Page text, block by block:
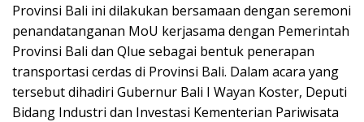
Provinsi Bali ini dilakukan bersamaan dengan seremoni
penandatanganan MoU kerjasama dengan Pemerintah
Provinsi Bali dan Qlue sebagai bentuk penerapan
transportasi cerdas di Provinsi Bali. Dalam acara yang
tersebut dihadiri Gubernur Bali I Wayan Koster, Deputi
Bidang Industri dan Investasi Kementerian Pariwisata